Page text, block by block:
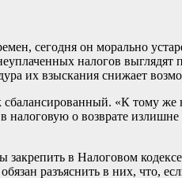
сегодня он морально
налогов
их взыскания снижает
«К тому
о возврате
в Налоговом
разъяснить в них, что,